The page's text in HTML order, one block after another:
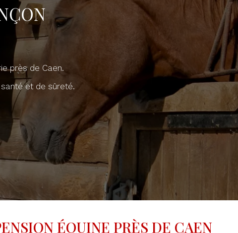
près de Caen.
santé et de sûreté.
ÉQUINE PRÈS DE CAEN